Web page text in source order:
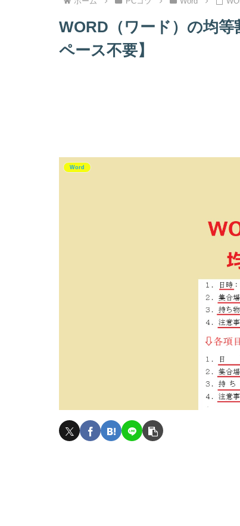
WORD（ワード）の均
ペース不要】
Word